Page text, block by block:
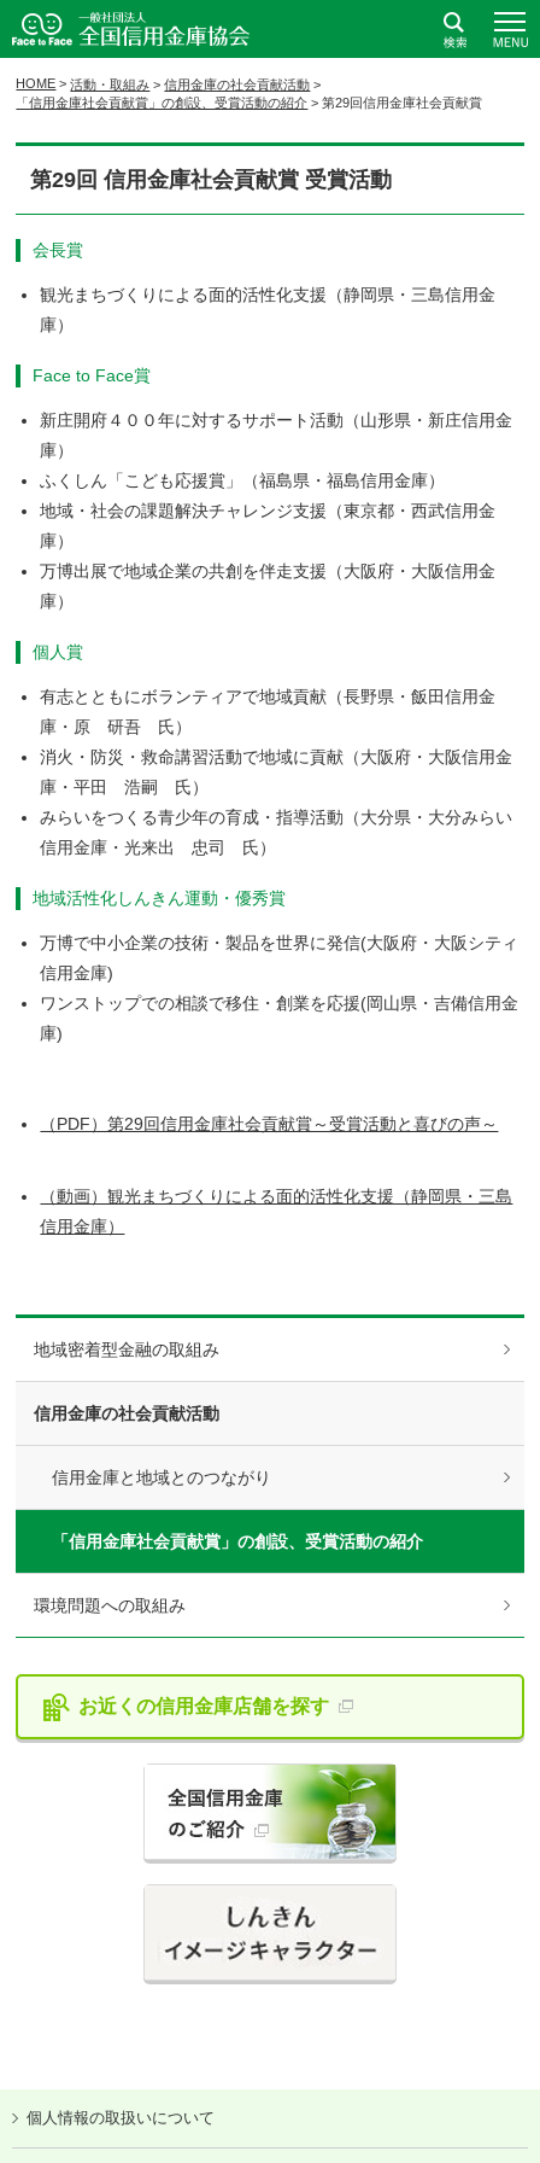
検索
HOME >活動・取組み >信用金庫の社会貢献活動 >
「信用金庫社会貢献賞」の創設、受賞活動の紹介 >第29回信用金庫社会貢献賞
第29回 信用金庫社会貢献賞 受賞活動
会長賞
観光まちづくりによる面的活性化支援（静岡県・三島信用金
庫）
Face to Face賞
新庄開府４００年に対するサポート活動（山形県・新庄信用金
庫）
ふくしん「こども応援賞」（福島県・福島信用金庫）
地域・社会の課題解決チャレンジ支援（東京都・西武信用金
庫）
万博出展で地域企業の共創を伴走支援（大阪府・大阪信用金
庫）
個人賞
有志とともにボランティアで地域貢献（長野県・飯田信用金
庫・原 研吾 氏）
消火・防災・救命講習活動で地域に貢献（大阪府・大阪信用金
庫・平田 浩嗣 氏）
みらいをつくる青少年の育成・指導活動（大分県・大分みらい
信用金庫・光来出 忠司 氏）
地域活性化しんきん運動・優秀賞
万博で中小企業の技術・製品を世界に発信(大阪府・大阪シティ
信用金庫)
ワンストップでの相談で移住・創業を応援(岡山県・吉備信用金
庫)
（PDF）第29回信用金庫社会貢献賞～受賞活動と喜びの声～
（動画）観光まちづくりによる面的活性化支援（静岡県・三島
信用金庫）
地域密着型金融の取組み
信用金庫の社会貢献活動
信用金庫と地域とのつながり
「信用金庫社会貢献賞」の創設、受賞活動の紹介
環境問題への取組み
お近くの信用金庫店舗を探す
個人情報の取扱いについて